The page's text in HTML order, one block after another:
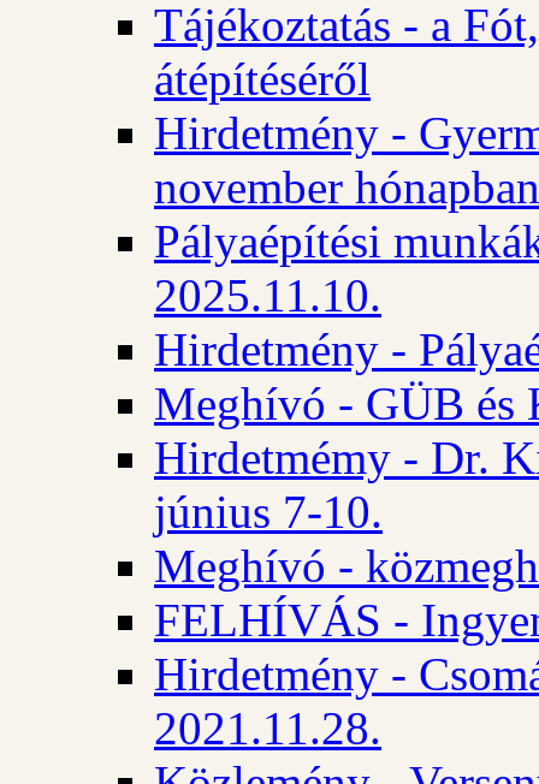
Tájékoztatás - a
átépítéséről
Hirdetmény -
november hónapban
Pályaépítési
2025.11.10.
Hirdetmény -
Meghívó - GÜB és
Hirdetmémy - Dr.
június 7-10.
Meghívó -
FELHÍVÁS -
Hirdetmény -
2021.11.28.